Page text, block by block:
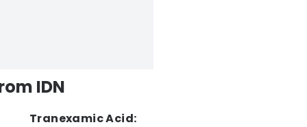
IDN
Tranexamic Acid: